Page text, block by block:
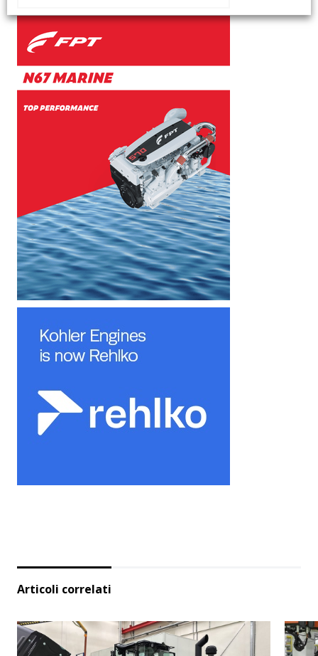
Articoli correlati